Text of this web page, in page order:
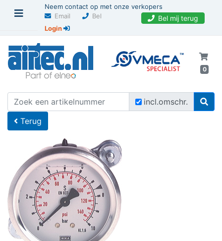
Neem contact op met onze verkopers
Email
Bel Bel mij terug
Login
0
incl.omschr.
U bevindt zich hier Home
Terug